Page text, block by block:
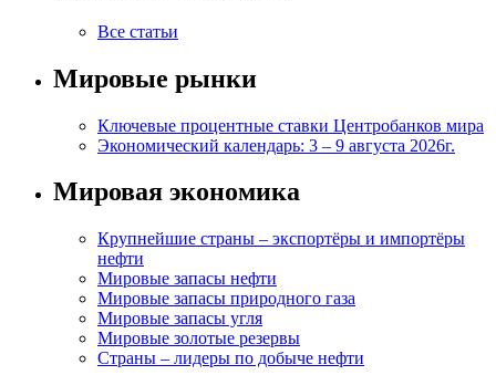
Все статьи
Мировые рынки
Ключевые процентные ставки Центробанков мира
Экономический календарь: 3 – 9 августа 2026г.
Мировая экономика
Крупнейшие страны – экспортёры и импортёры
нефти
Мировые запасы нефти
Мировые запасы природного газа
Мировые запасы угля
Мировые золотые резервы
Страны – лидеры по добыче нефти